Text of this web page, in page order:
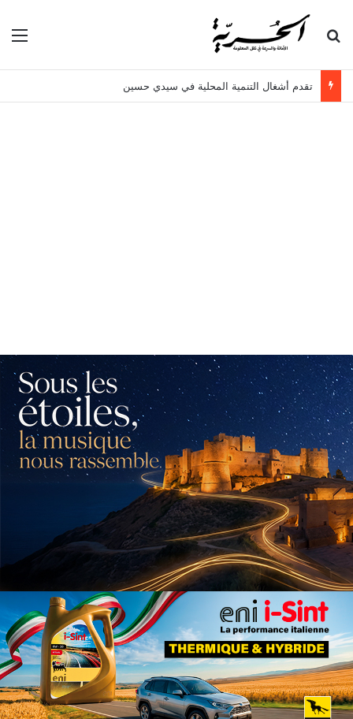
بحث عن
تقدم أشغال التنمية المحلية في سيدي حسين